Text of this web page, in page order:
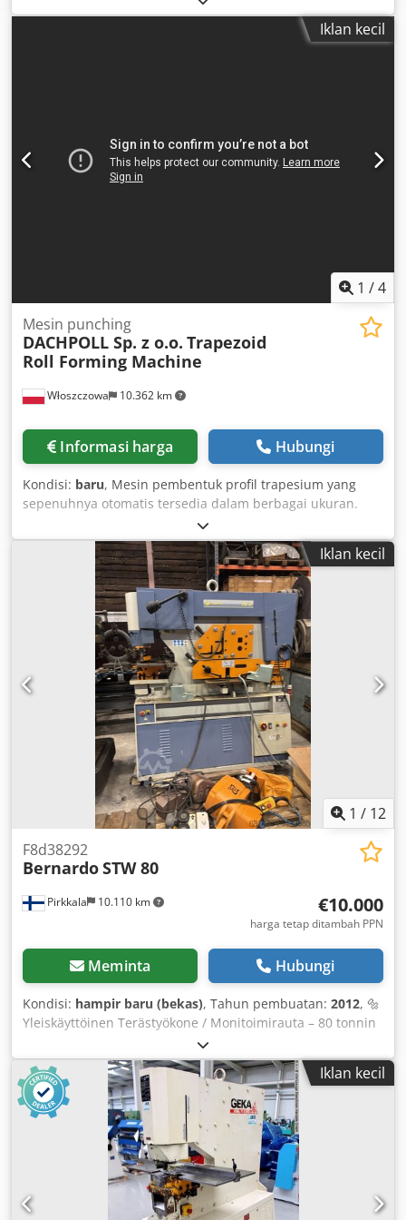
Tihwspfx Ai Rorf
Iklan kecil
1 /4
Włoszczowa 10.362 km
Mesin punching
DACHPOLL Sp. z o.o. Trapezoid
Roll Forming Machine
Informasi harga Hubungi
Kondisi: baru, Mesin pembentuk profil trapesium yang
sepenuhnya otomatis tersedia dalam berbagai ukuran.
Silakan hubungi kami untuk informasi lebih lanjut dan
dokumentasi teknis. Credpfx Asyr Nkboi Ref
Iklan kecil
1 / 12
Pirkkala 10.110 km
F8d38292
BernardoSTW 80
€10.000
harga tetap ditambah PPN
Meminta Hubungi
Kondisi: hampir baru (bekas), Tahun pembuatan: 2012, 🔩
Yleiskäyttöinen Terästyökone / Monitoimirauta – 80 tonnin
lävistysteho Tämä monipuolinen terästyökone yhdistää
lävistämisen, leikkaamisen, lovileikkauksen ja
profiilileikkauksen yhteen vankkaan yksikköön –
ihanteellinen työpajoihin ja teräsrakentamiseen, joissa
vaaditaan tarkkuutta ja voimaa. 80 tonnin lävistysvoimalla
ja useilla työasemilla se tarjoaa tehokkuutta ja joustavuutta
laajaan terästyöhön. 🧰 Lävistysasema Lävistysvoima: 80 t
Maks. lävistysteho: 28 × 20 mm Maks. reiän halkaisija ×
paksuus: 57 × 10 mm Iskun pituus: 55 mm Iskumäärä (20
mm isku): 25 / min Jänneväli: 305 mm (optionaalisesti
Iklan kecil